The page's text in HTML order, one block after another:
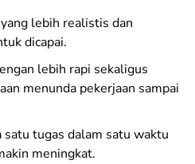
lebih realistis dan
dicapai.
lebih rapi sekaligus
menunda pekerjaan sampai
satu tugas dalam satu waktu
meningkat.